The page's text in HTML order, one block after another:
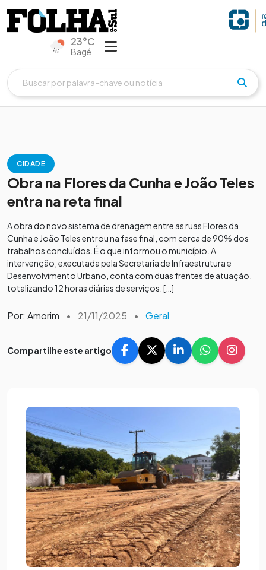
23°C
Bagé
CIDADE
Obra na Flores da Cunha e João Teles
entra na reta final
A obra do novo sistema de drenagem entre as ruas Flores da
Cunha e João Teles entrou na fase final, com cerca de 90% dos
trabalhos concluídos. É o que informou o município. A
intervenção, executada pela Secretaria de Infraestrutura e
Desenvolvimento Urbano, conta com duas frentes de atuação,
totalizando 12 horas diárias de serviços. […]
Por: Amorim • 21/11/2025 • Geral
Compartilhe este artigo